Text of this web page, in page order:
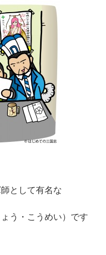
として有名な
ょう・こうめい）です